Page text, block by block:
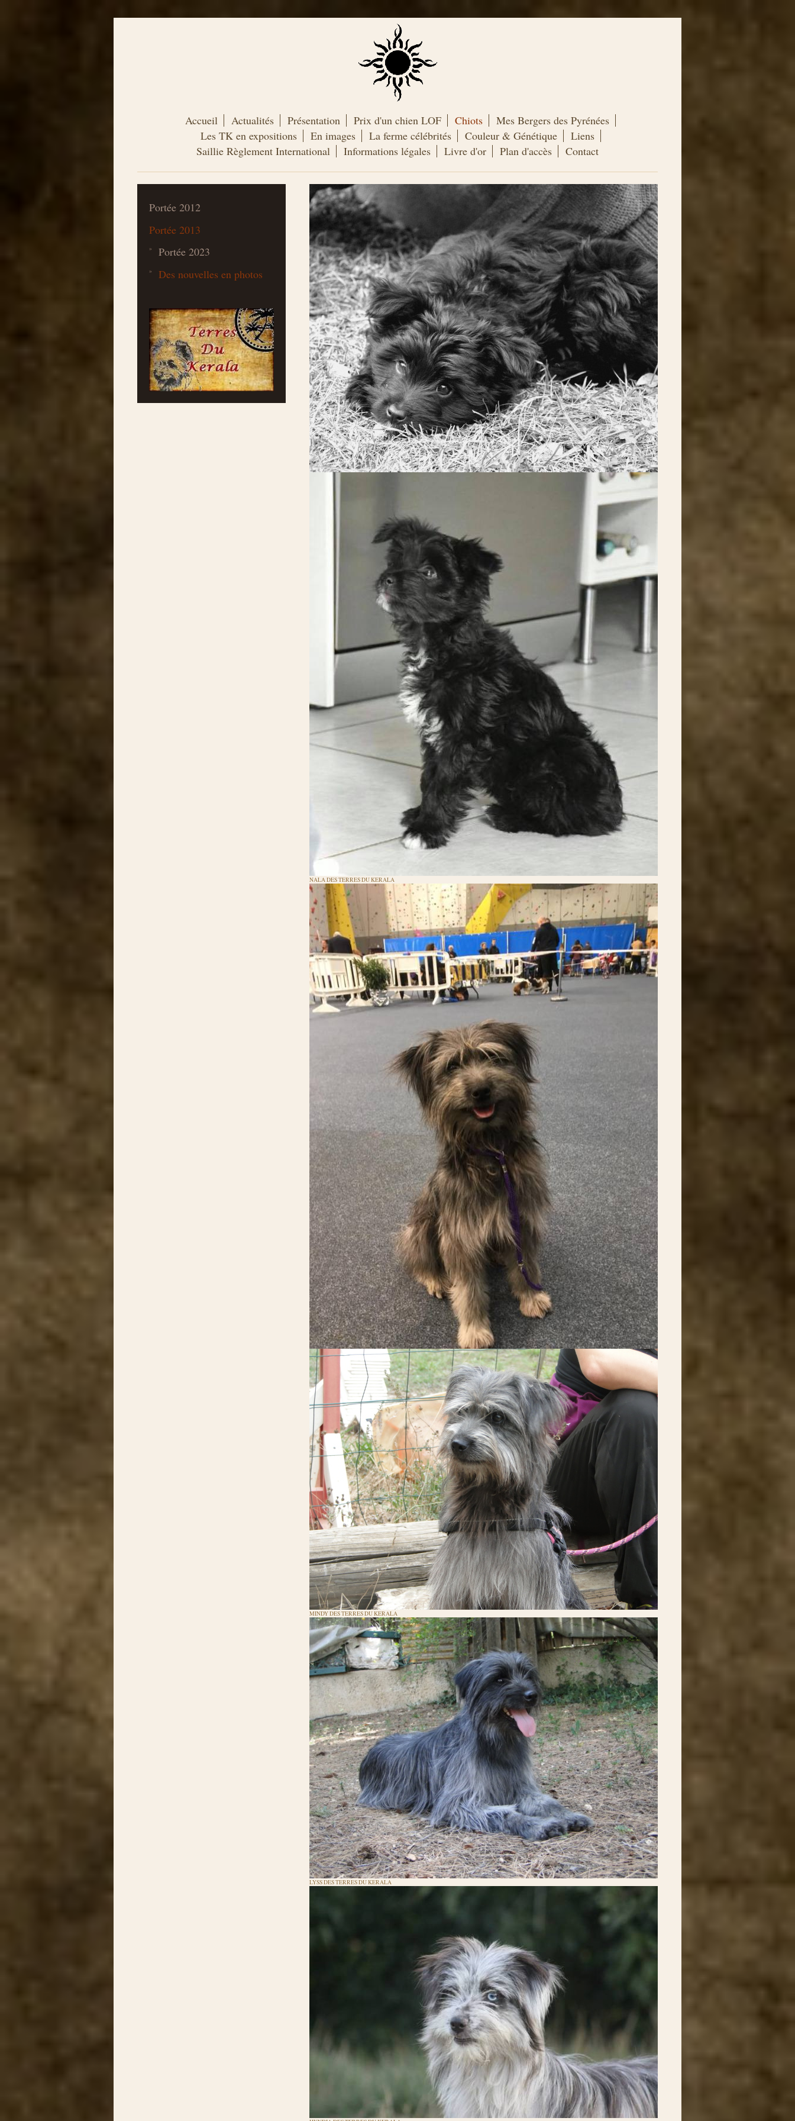
Accueil Actualités Présentation Prix d'un chien LOF Chiots
Mes Bergers des Pyrénées
Les TK en expositions
En images La ferme célébrités Couleur & Génétique
Liens
Saillie Règlement International
Informations légales Livre d'or Plan d'accès Contact
NALA DES TERRES DU KERALA
MINDY DES TERRES DU KERALA
LYSS DES TERRES DU KERALA
Portée 2012
Portée 2013
Portée 2023
Des nouvelles en photos